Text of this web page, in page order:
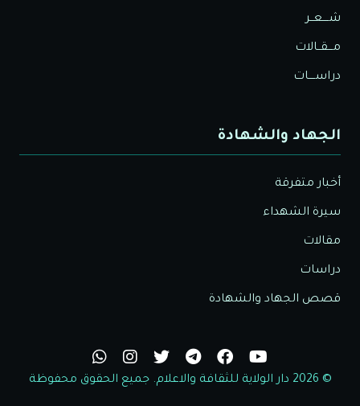
شــــعــر
مـــقــالات
دراســــات
الجهاد والشهادة
أخبار متفرقة
سيرة الشهداء
مقالات
دراسات
قصص الجهاد والشهادة
© 2026 دار الولاية للثقافة والاعلام. جميع الحقوق محفوظة